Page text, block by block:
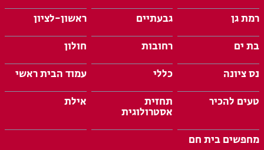
רמת גן
גבעתיים
ראשון-לציון
בת ים
רחובות
חולון
נס ציונה
כללי
עמוד הבית ראשי
טעים להכיר
תחזית
אסטרולוגית
אילת
מחפשים בית חם